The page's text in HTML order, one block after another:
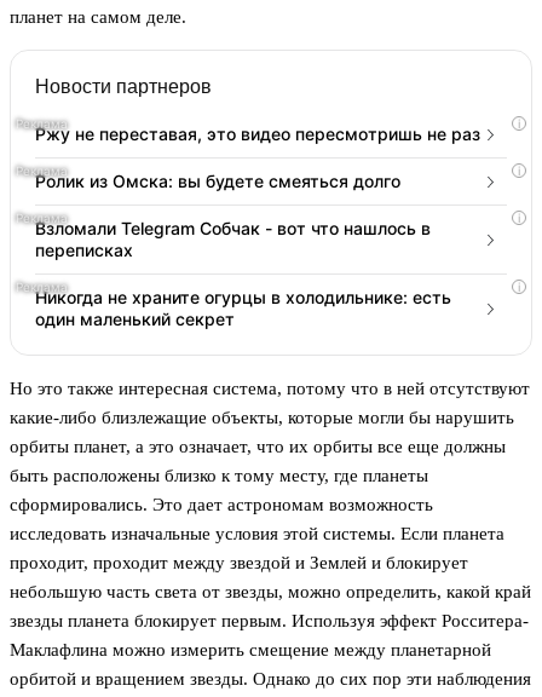
планет на самом деле.
Новости партнеров
i
Ржу не переставая, это видео пересмотришь не раз
i
Ролик из Омска: вы будете смеяться долго
i
Взломали Telegram Собчак - вот что нашлось в
переписках
i
Никогда не храните огурцы в холодильнике: есть
один маленький секрет
Но это также интересная система, потому что в ней отсутствуют
какие-либо близлежащие объекты, которые могли бы нарушить
орбиты планет, а это означает, что их орбиты все еще должны
быть расположены близко к тому месту, где планеты
сформировались. Это дает астрономам возможность
исследовать изначальные условия этой системы. Если планета
проходит, проходит между звездой и Землей и блокирует
небольшую часть света от звезды, можно определить, какой край
звезды планета блокирует первым. Используя эффект Росситера-
Маклафлина можно измерить смещение между планетарной
орбитой и вращением звезды. Однако до сих пор эти наблюдения